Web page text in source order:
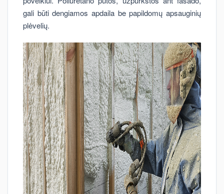
gali būti dengiamos apdaila be papildomų apsauginių
plėvelių.